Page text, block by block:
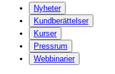
Nyheter
Kundberättelser
Kurser
Pressrum
Webbinarier